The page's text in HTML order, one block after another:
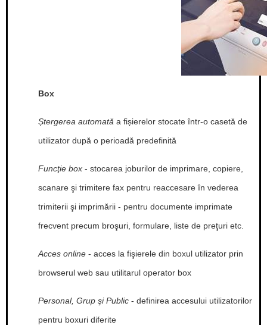
Box
Ștergerea automată a fișierelor stocate într-o casetă de
utilizator după o perioadă predefinită
Funcţie box- stocarea joburilor de imprimare, copiere,
scanare şi trimitere fax pentru reaccesare în vederea
trimiterii şi imprimării - pentru documente imprimate
frecvent precum broşuri, formulare, liste de preţuri etc.
Acces online- acces la fişierele din boxul utilizator prin
browserul web sau utilitarul operator box
Personal, Grup şi Public- definirea accesului utilizatorilor
pentru boxuri diferite